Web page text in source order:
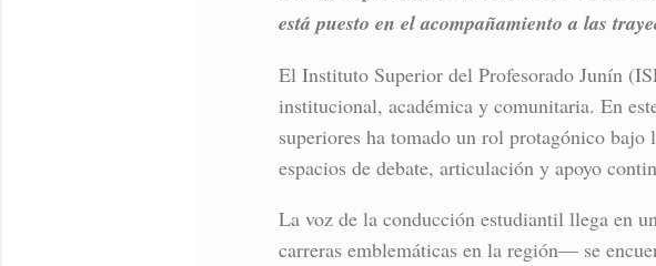
está puesto en el acompañamiento a las
El Instituto Superior del Profesorado Junín
institucional, académica y comunitaria. En
superiores ha tomado un rol protagónico
espacios de debate, articulación y apoyo
La voz de la conducción estudiantil llega en
carreras emblemáticas en la región— se